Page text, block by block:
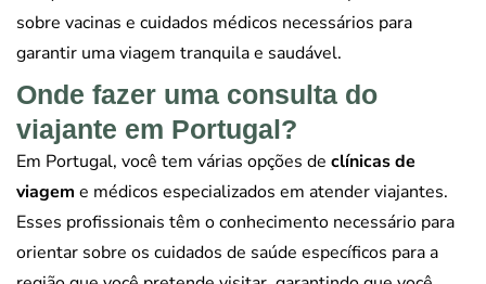
sobre vacinas e cuidados médicos necessários para
garantir uma viagem tranquila e saudável.
Onde fazer uma consulta do
viajante em Portugal?
Em Portugal, você tem várias opções de clínicas de
viagem e médicos especializados em atender viajantes.
Esses profissionais têm o conhecimento necessário para
orientar sobre os cuidados de saúde específicos para a